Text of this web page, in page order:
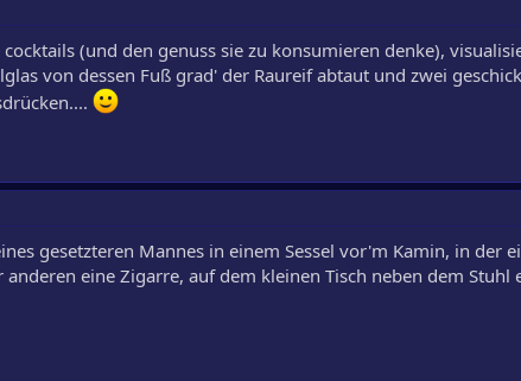
(und den genuss sie zu konsumieren denke),
von dessen Fuß grad' der Raureif abtaut und zwei
gesetzteren Mannes in einem Sessel vor'm Kamin, in der
anderen eine Zigarre, auf dem kleinen Tisch neben dem Stuhl